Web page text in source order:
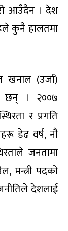
आउँदैन । देश
कुनै हालतमा
(उर्जा)
छन् । २००७
र प्रगति
डेढ वर्ष, नौ
जनतामा
मन्त्री पदको
देशलाई